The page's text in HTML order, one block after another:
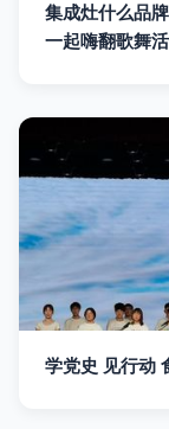
集成灶什么品
一起嗨翻歌舞活
学党史 见行动